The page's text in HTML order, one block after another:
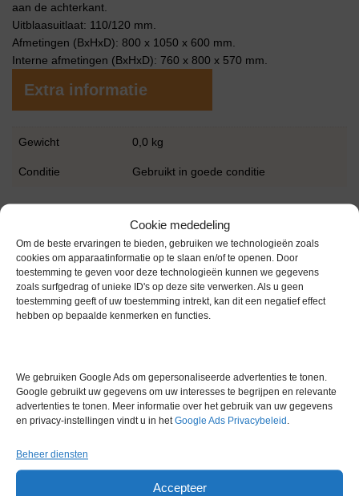
Cookie mededeling
Om de beste ervaringen te bieden, gebruiken we technologieën zoals
cookies om apparaatinformatie op te slaan en/of te openen. Door
toestemming te geven voor deze technologieën kunnen we gegevens
zoals surfgedrag of unieke ID's op deze site verwerken. Als u geen
toestemming geeft of uw toestemming intrekt, kan dit een negatief effect
hebben op bepaalde kenmerken en functies.
We gebruiken Google Ads om gepersonaliseerde advertenties te tonen.
Google gebruikt uw gegevens om uw interesses te begrijpen en relevante
advertenties te tonen. Meer informatie over het gebruik van uw gegevens
en privacy-instellingen vindt u in hetGoogle Ads Privacybeleid .
Beheer diensten
Accepteer
aan de achterkant.
Uitblaasuitlaat: 110/120 mm.
Afmetingen (BxHxD): 800 x 1050 x 600 mm.
Interne afmetingen (BxHxD): 760 x 800 x 570 mm.
Extra informatie
Gewicht 0,0 kg
Conditie Gebruikt in goede conditie
Gerelateerde producten